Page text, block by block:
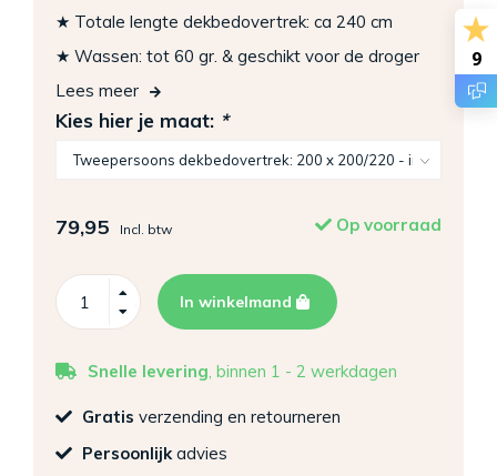
★ Totale lengte dekbedovertrek: ca 240 cm
★ Wassen: tot 60 gr. & geschikt voor de droger
Lees meer
Kies hier je maat: *
79,95 Incl. btw Op voorraad
In winkelmand
Snelle levering, binnen 1 - 2 werkdagen
Gratis verzending en retourneren
Persoonlijk advies
9